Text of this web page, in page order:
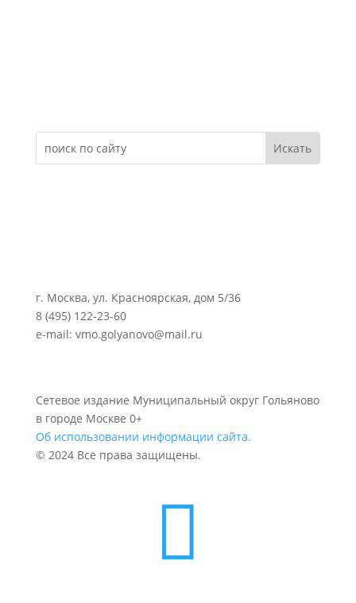
г. Москва, ул. Красноярская, дом 5/36
8 (495) 122-23-60
e-mail: vmo.golyanovo@mail.ru
Сетевое издание Муниципальный округ Гольяново
в городе Москве 0+
Об использовании информации сайта.
© 2024 Все права защищены.
